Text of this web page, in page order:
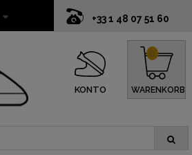
+33 1 48 07 51 60
KONTO WARENKORB
0